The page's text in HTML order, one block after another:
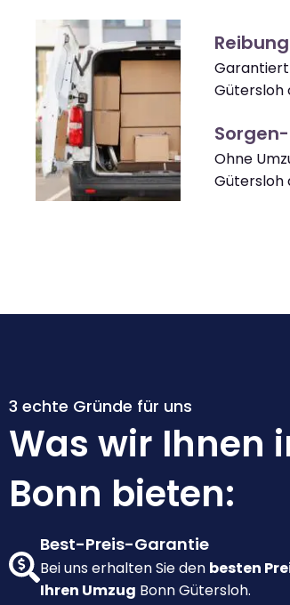
Garantiert
Gütersloh
Ohne
Gütersloh
3 echte Gründe für uns
Was wir Ihnen
Bonn bieten:
Best-Preis-Garantie
Bei uns erhalten Sie den besten
Ihren Umzug Bonn Gütersloh.